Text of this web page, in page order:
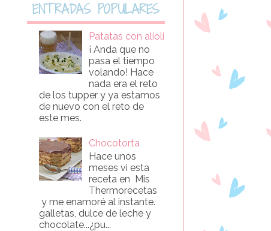
ENTRADAS POPULARES
Patatas con alioli
¡ Anda que no
pasa el tiempo
volando! Hace
nada era el reto
de los tupper y ya estamos
de nuevo con el reto de
este mes.
Chocotorta
Hace unos
meses vi esta
receta en Mis
Thermorecetas
y me enamoré al instante.
galletas, dulce de leche y
chocolate...¿pu...